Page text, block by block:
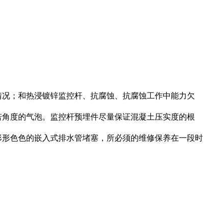
；和热浸镀锌监控杆、抗腐蚀、抗腐蚀工作中能力欠
度的气泡。监控杆预埋件尽量保证混凝土压实度的根
色色的嵌入式排水管堵塞，所必须的维修保养在一段时